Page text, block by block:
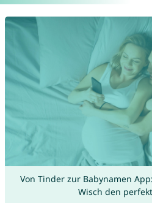
Von Tinder zur Babynamen
Wisch den